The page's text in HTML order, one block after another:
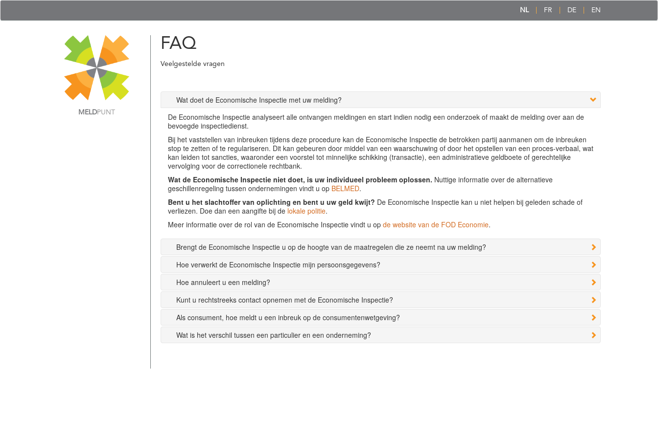
NL FR DE EN
MELDPUNT
FAQ
Veelgestelde vragen
Wat doet de Economische Inspectie met uw melding?
De Economische Inspectie analyseert alle ontvangen meldingen en start indien nodig een onderzoek of maakt de melding over aan de
bevoegde inspectiedienst.
Bij het vaststellen van inbreuken tijdens deze procedure kan de Economische Inspectie de betrokken partij aanmanen om de inbreuken
stop te zetten of te regulariseren. Dit kan gebeuren door middel van een waarschuwing of door het opstellen van een proces-verbaal, wat
kan leiden tot sancties, waaronder een voorstel tot minnelijke schikking (transactie), een administratieve geldboete of gerechtelijke
vervolging voor de correctionele rechtbank.
Wat de Economische Inspectie niet doet, is uw individueel probleem oplossen. Nuttige informatie over de alternatieve
geschillenregeling tussen ondernemingen vindt u op BELMED.
Bent u het slachtoffer van oplichting en bent u uw geld kwijt? De Economische Inspectie kan u niet helpen bij geleden schade of
verliezen. Doe dan een aangifte bij de lokale politie.
Meer informatie over de rol van de Economische Inspectie vindt u op de website van de FOD Economie.
Brengt de Economische Inspectie u op de hoogte van de maatregelen die ze neemt na uw melding?
Hoe verwerkt de Economische Inspectie mijn persoonsgegevens?
Hoe annuleert u een melding?
Kunt u rechtstreeks contact opnemen met de Economische Inspectie?
Als consument, hoe meldt u een inbreuk op de consumentenwetgeving?
Wat is het verschil tussen een particulier en een onderneming?